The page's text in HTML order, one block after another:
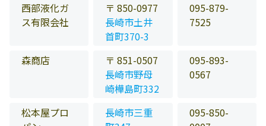
西部液化ガ
ス有限会社
〒 850-0977
長崎市土井
首町370-3
095-879-
7525
森商店
〒 851-0507
長崎市野母
崎樺島町332
095-893-
0567
松本屋プロ
長崎市三重
095-850-